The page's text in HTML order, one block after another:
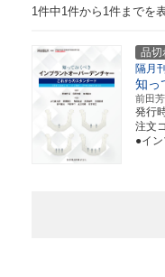
1件中1件から1件までを
品切
隔月
知っ
前田
発行
注文
●イ